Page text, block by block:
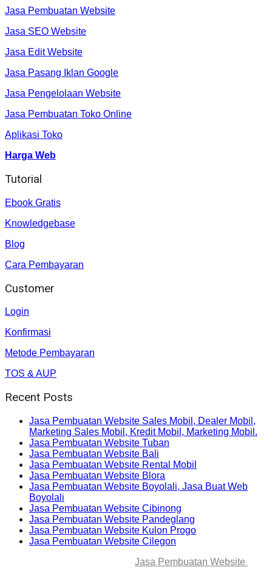
Jasa Pembuatan Website
Jasa SEO Website
Jasa Edit Website
Jasa Pasang Iklan Google
Jasa Pengelolaan Website
Jasa Pembuatan Toko Online
Aplikasi Toko
Harga Web
Tutorial
Ebook Gratis
Knowledgebase
Blog
Cara Pembayaran
Customer
Login
Konfirmasi
Metode Pembayaran
TOS & AUP
Recent Posts
Jasa Pembuatan Website Sales Mobil, Dealer Mobil,
Marketing Sales Mobil, Kredit Mobil, Marketing Mobil.
Jasa Pembuatan Website Tuban
Jasa Pembuatan Website Bali
Jasa Pembuatan Website Rental Mobil
Jasa Pembuatan Website Blora
Jasa Pembuatan Website Boyolali, Jasa Buat Web
Boyolali
Jasa Pembuatan Website Cibinong
Jasa Pembuatan Website Pandeglang
Jasa Pembuatan Website Kulon Progo
Jasa Pembuatan Website Cilegon
Jasa Pembuatan Website